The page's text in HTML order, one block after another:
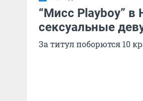
“Мисс Playboy”
сексуальные
За титул поборются 10